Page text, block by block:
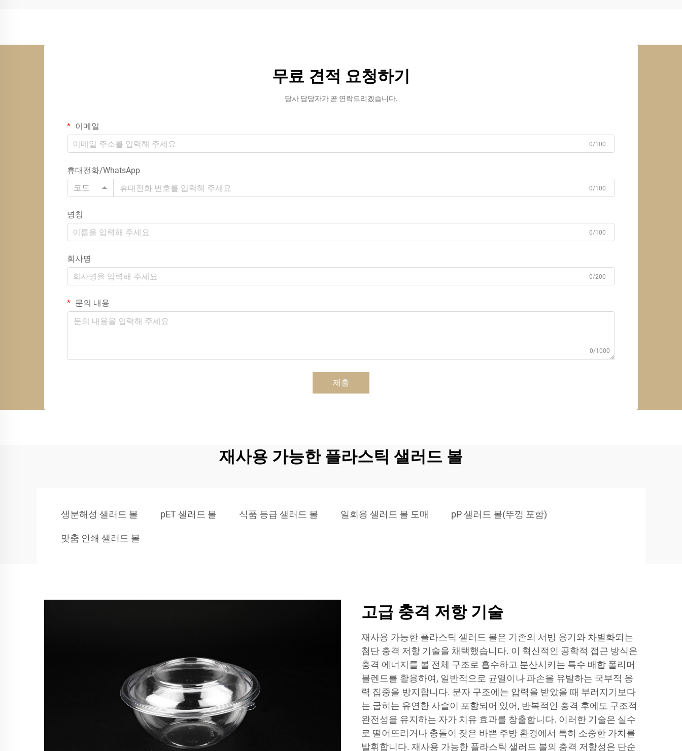
무료 견적 요청하기
당사 담당자가 곧 연락드리겠습니다.
이메일
0/100
휴대전화/WhatsApp
코드
0/100
명칭
0/100
회사명
0/200
문의 내용
0/1000
제출
재사용 가능한 플라스틱 샐러드 볼
생분해성 샐러드 볼 pET 샐러드 볼 식품 등급 샐러드 볼 일회용 샐러드 볼 도매 pP 샐러드 볼(뚜껑 포함)
맞춤 인쇄 샐러드 볼
고급 충격 저항 기술
재사용 가능한 플라스틱 샐러드 볼은 기존의 서빙 용기와 차별화되는
첨단 충격 저항 기술을 채택했습니다. 이 혁신적인 공학적 접근 방식은
충격 에너지를 볼 전체 구조로 흡수하고 분산시키는 특수 배합 폴리머
블렌드를 활용하여, 일반적으로 균열이나 파손을 유발하는 국부적 응
력 집중을 방지합니다. 분자 구조에는 압력을 받았을 때 부러지기보다
는 굽히는 유연한 사슬이 포함되어 있어, 반복적인 충격 후에도 구조적
완전성을 유지하는 자가 치유 효과를 창출합니다. 이러한 기술은 실수
로 떨어뜨리거나 충돌이 잦은 바쁜 주방 환경에서 특히 소중한 가치를
발휘합니다. 재사용 가능한 플라스틱 샐러드 볼의 충격 저항성은 단순